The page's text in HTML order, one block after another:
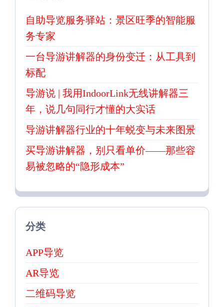
自助导览服务驿站：景区旺季的智能服
务专家
一台导游讲解器的身份变迁：从工具到
标配
导游说 | 我用IndoorLink无线讲解器三
年，说几句同行才懂的大实话
导游讲解器行业的十年蜕变与未来图景
买导游讲解器，别只看单价——那些容
易被忽略的“隐形成本”
分类
APP导览
AR导览
二维码导览